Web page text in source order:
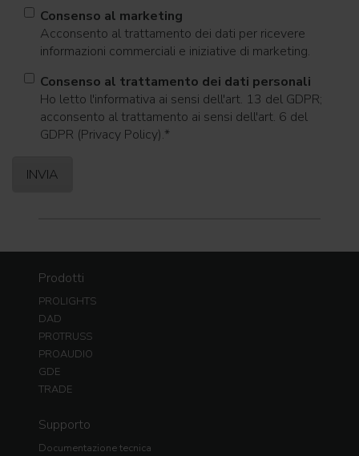
Consenso al marketing
Acconsento al trattamento dei dati per ricevere
informazioni commerciali e iniziative di marketing.
Consenso al trattamento dei dati personali
Ho letto l'informativa ai sensi dell'art. 13 del GDPR;
acconsento al trattamento ai sensi dell'art. 6 del
GDPR (Privacy Policy).*
Prodotti
PROLIGHTS
DAD
PROTRUSS
PROAUDIO
GDE
TRADE
Supporto
Documentazione tecnica